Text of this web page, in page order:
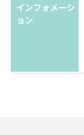
インフォメーシ
ョン